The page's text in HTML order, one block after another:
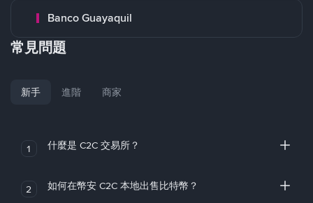
Banco Guayaquil
常見問題
新手 進階 商家
1 什麼是 C2C 交易所？
2 如何在幣安 C2C 本地出售比特幣？